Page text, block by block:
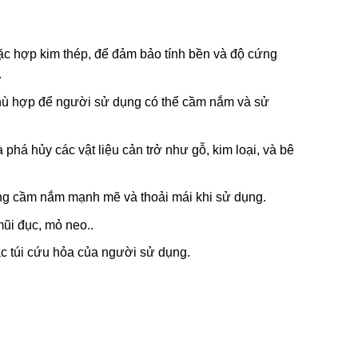
hợp kim thép, để đảm bảo tính bền và độ cứng
hợp để người sử dụng có thể cầm nắm và sử
hủy các vật liệu cản trở như gỗ, kim loại, và bê
cầm nắm mạnh mẽ và thoải mái khi sử dụng.
đục, mỏ neo..
túi cứu hỏa của người sử dụng.